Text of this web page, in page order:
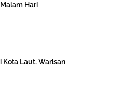
Hari
Laut, Warisan